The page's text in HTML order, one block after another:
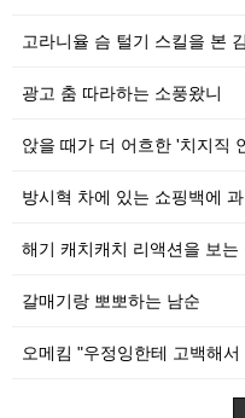
고라니율 슴 털기 스킬을 본
광고 춤 따라하는 소풍왔니
앉을 때가 더 어흐한 '치지직
방시혁 차에 있는 쇼핑백에
해기 캐치캐치 리액션을 보는
갈매기랑 뽀뽀하는 남순
오메킴 "우정잉한테 고백해